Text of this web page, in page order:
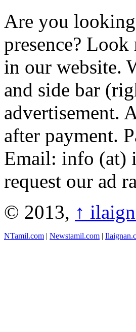
Are you
presence?
in our website.
and side bar
advertisement.
after payment.
Email: info (at)
request our ad
© 2013, ↑
NTamil.com | Newstamil.com |